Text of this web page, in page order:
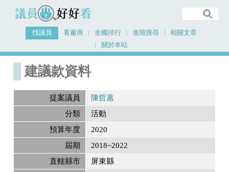
議員好好看
找議員 看廠商 全國排行 進階搜尋
相關文章
關於本站
首頁
建議款資料
提案議員
陳哲蕙
分類
活動
預算年度
2020
屆期
2018~2022
直轄縣市
屏東縣